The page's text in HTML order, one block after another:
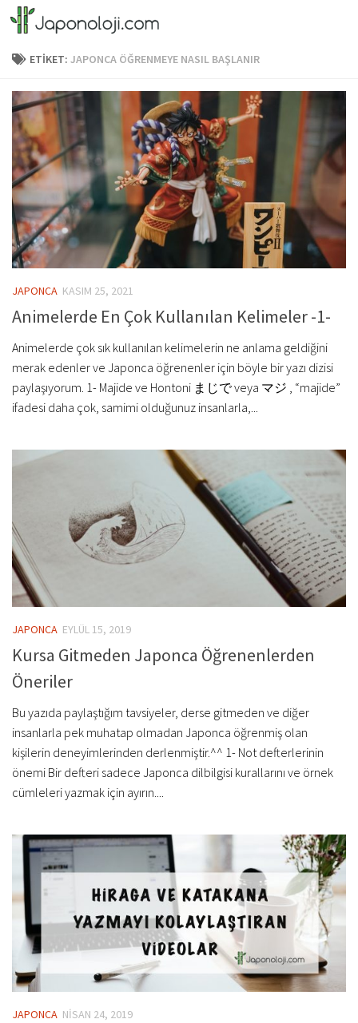
Skip to content
ETIKET: JAPONCA ÖĞRENMEYE NASIL BAŞLANIR
JAPONCA KASIM 25, 2021
Animelerde En Çok Kullanılan Kelimeler -1-
Animelerde çok sık kullanılan kelimelerin ne anlama geldiğini
merak edenler ve Japonca öğrenenler için böyle bir yazı dizisi
paylaşıyorum. 1- Majide ve Hontoni まじで veya マジ , “majide”
ifadesi daha çok, samimi olduğunuz insanlarla,...
JAPONCA EYLÜL 15, 2019
Kursa Gitmeden Japonca Öğrenenlerden
Öneriler
Bu yazıda paylaştığım tavsiyeler, derse gitmeden ve diğer
insanlarla pek muhatap olmadan Japonca öğrenmiş olan
kişilerin deneyimlerinden derlenmiştir.^^ 1- Not defterlerinin
önemi Bir defteri sadece Japonca dilbilgisi kurallarını ve örnek
cümleleri yazmak için ayırın....
JAPONCA NISAN 24, 2019